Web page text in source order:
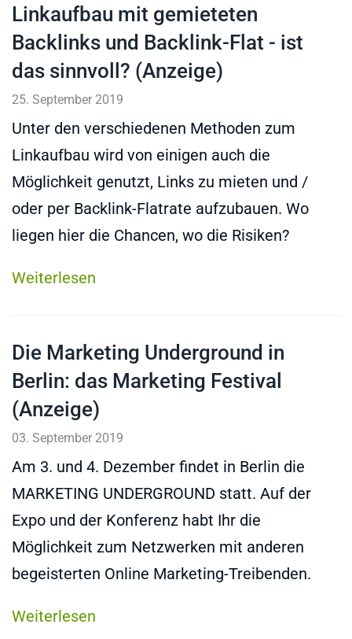
Linkaufbau mit gemieteten
Backlinks und Backlink-Flat - ist
das sinnvoll? (Anzeige)
25. September 2019
Unter den verschiedenen Methoden zum
Linkaufbau wird von einigen auch die
Möglichkeit genutzt, Links zu mieten und /
oder per Backlink-Flatrate aufzubauen. Wo
liegen hier die Chancen, wo die Risiken?
Weiterlesen
Die Marketing Underground in
Berlin: das Marketing Festival
(Anzeige)
03. September 2019
Am 3. und 4. Dezember findet in Berlin die
MARKETING UNDERGROUND statt. Auf der
Expo und der Konferenz habt Ihr die
Möglichkeit zum Netzwerken mit anderen
begeisterten Online Marketing-Treibenden.
Weiterlesen